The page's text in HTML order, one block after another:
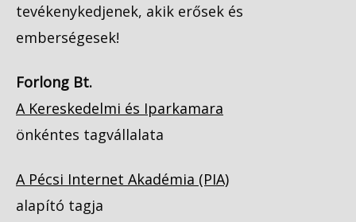
tevékenykedjenek, akik erősek és
emberségesek!
Forlong Bt.
A Kereskedelmi és Iparkamara
önkéntes tagvállalata
A Pécsi Internet Akadémia (PIA)
alapító tagja